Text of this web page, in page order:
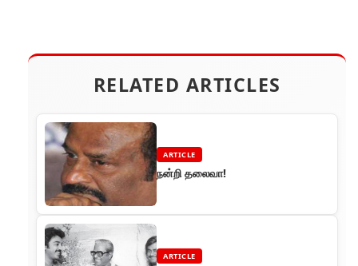
RELATED ARTICLES
ARTICLE
நன்றி தலைவா!
ARTICLE